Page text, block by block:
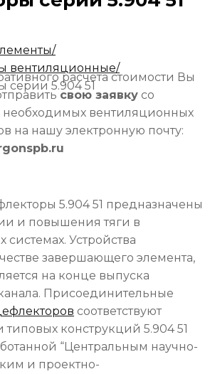
вентиляционные
серии 5.904 51
расчета стоимости Вы
свою заявку со
необходимых вентиляционных
на нашу электронную почту:
5.904 51 предназначены
и повышения тяги в
Устройства
завершающего элемента,
на конце выпуска
Присоединительные
соответствуют
конструкций 5.904 51
“Центральным научно-
и проектно-